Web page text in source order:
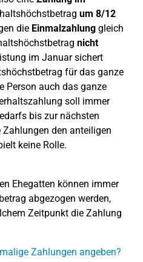
um 8/12
die Einmalzahlung gleich
nicht
im Januar sichert
für das ganze
Person auch das ganze
soll immer
bis zur nächsten
den anteiligen
keine Rolle.
Ehegatten können immer
abgezogen werden,
Zeitpunkt die Zahlung
Zahlungen angeben?